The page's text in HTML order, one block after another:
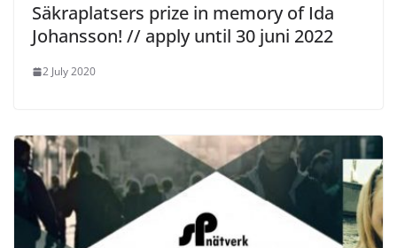
Säkraplatsers prize in memory of Ida
Johansson! // apply until 30 juni 2022
2 July 2020